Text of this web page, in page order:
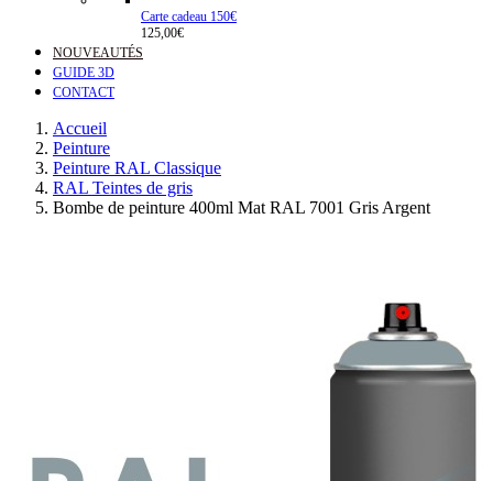
Carte cadeau 150€
125,00€
NOUVEAUTÉS
GUIDE 3D
CONTACT
Accueil
Peinture
Peinture RAL Classique
RAL Teintes de gris
Bombe de peinture 400ml Mat RAL 7001 Gris Argent